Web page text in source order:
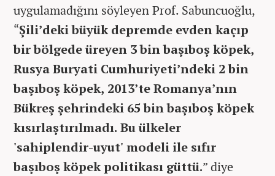
uygulamadığını söyleyen Prof. Sabuncuoğlu,
“Şili’deki büyük depremde evden kaçıp
bir bölgede üreyen 3 bin başıboş köpek,
Rusya Buryati Cumhuriyeti’ndeki 2 bin
başıboş köpek, 2013’te Romanya’nın
Bükreş şehrindeki 65 bin başıboş köpek
kısırlaştırılmadı. Bu ülkeler
'sahiplendir-uyut' modeli ile sıfır
başıboş köpek politikası güttü.” diye